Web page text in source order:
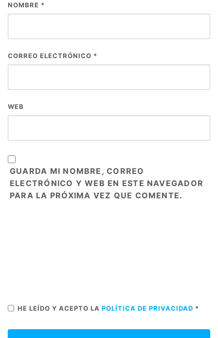
NOMBRE *
CORREO ELECTRÓNICO *
WEB
GUARDA MI NOMBRE, CORREO
ELECTRÓNICO Y WEB EN ESTE NAVEGADOR
PARA LA PRÓXIMA VEZ QUE COMENTE.
HE LEÍDO Y ACEPTO LA POLÍTICA DE PRIVACIDAD *